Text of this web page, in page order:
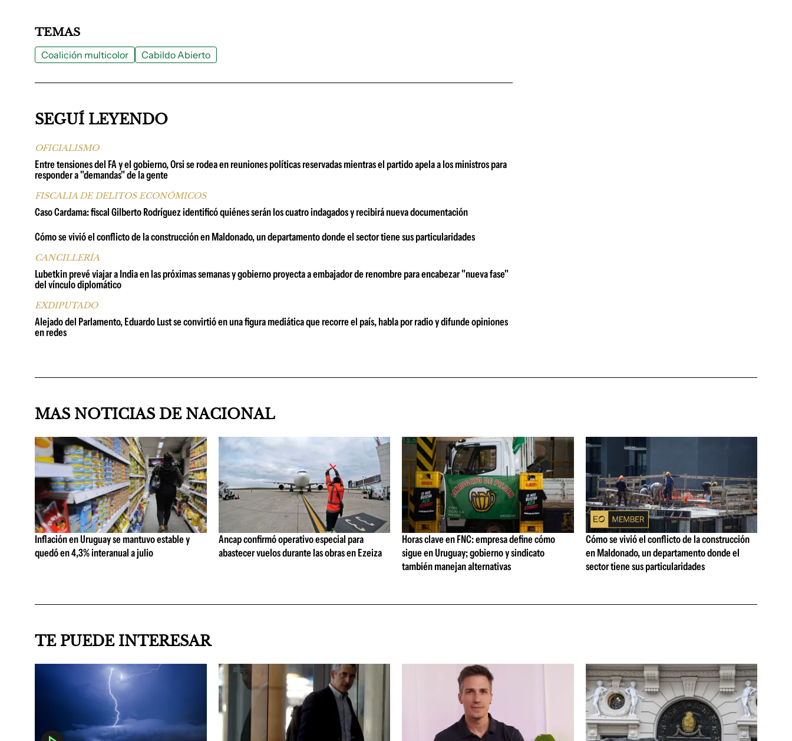
TEMAS
Coalición multicolor Cabildo Abierto
SEGUÍ LEYENDO
OFICIALISMO
Entre tensiones del FA y el gobierno, Orsi se rodea en reuniones políticas reservadas mientras el partido apela a los ministros para
responder a "demandas" de la gente
FISCALIA DE DELITOS ECONÓMICOS
Caso Cardama: fiscal Gilberto Rodríguez identificó quiénes serán los cuatro indagados y recibirá nueva documentación
Cómo se vivió el conflicto de la construcción en Maldonado, un departamento donde el sector tiene sus particularidades
CANCILLERÍA
Lubetkin prevé viajar a India en las próximas semanas y gobierno proyecta a embajador de renombre para encabezar "nueva fase"
del vínculo diplomático
EXDIPUTADO
Alejado del Parlamento, Eduardo Lust se convirtió en una figura mediática que recorre el país, habla por radio y difunde opiniones
en redes
MAS NOTICIAS DE NACIONAL
Inflación en Uruguay se mantuvo estable y
quedó en 4,3% interanual a julio
Ancap confirmó operativo especial para
abastecer vuelos durante las obras en Ezeiza
Horas clave en FNC: empresa define cómo
sigue en Uruguay; gobierno y sindicato
también manejan alternativas
Cómo se vivió el conflicto de la construcción
en Maldonado, un departamento donde el
sector tiene sus particularidades
TE PUEDE INTERESAR